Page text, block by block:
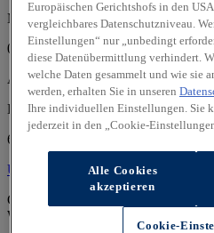
Mo, Di, Mi, Do, Fr:
08:00 - 17:00 Uhr
Autohaus Alt GmbH
Heeresstr. 21
66822 Lebach
Über uns
Über uns
Geprüfte Gebrauchtwagen:
Wir sind offizieller
Europäischen Gerichtshofs in den
vergleichbares Datenschutzniveau.
Einstellungen“ nur „unbedingt
diese Datenübermittlung verhindert.
welche Daten gesammelt und wie sie
werden, erhalten Sie in unseren
Ihre individuellen Einstellungen. Sie
jederzeit in den „Cookie-
Alle Cookies
akzeptieren
Cookie-